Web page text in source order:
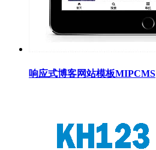
响应式博客网站模板MIPCMS